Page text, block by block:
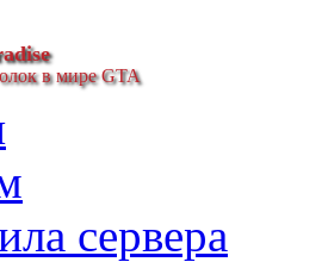
в мире GTA
сервера